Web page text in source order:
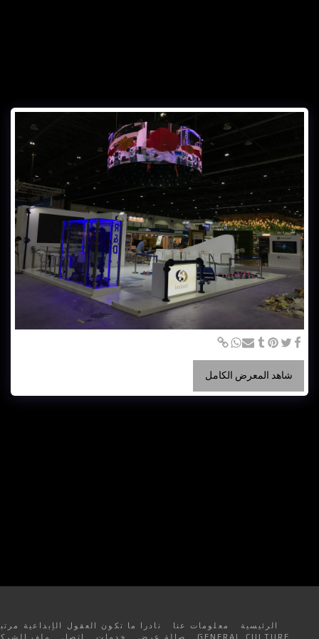
شاهد المعرض الكامل
الرئيسية معلومات عنا
نادرا ما تكون العقول الإبداعية مرتبة
GENERAL CULTURE
صالة عرض خدمات اتصل ملف الشركة